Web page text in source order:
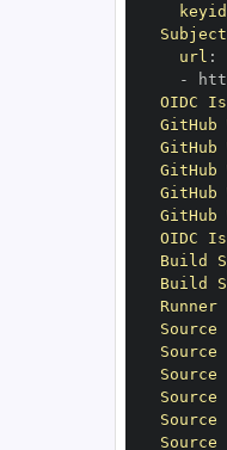
keyid
url :
-
OIDC
GitHub
GitHub
GitHub
GitHub
GitHub
OIDC
Build
Build
Runner
Source
Source